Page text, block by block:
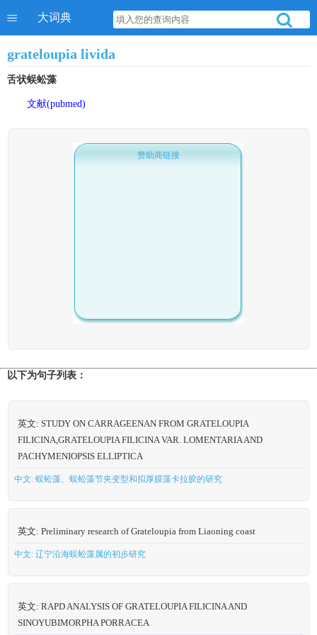
大词典
grateloupia livida
舌状蜈蚣藻
文献(pubmed)
赞助商链接
以下为句子列表：
英文: STUDY ON CARRAGEENAN FROM GRATELOUPIA
FILICINA,GRATELOUPIA FILICINA VAR. LOMENTARIA AND
PACHYMENIOPSIS ELLIPTICA
中文: 蜈蚣藻、蜈蚣藻节夹变型和拟厚膜藻卡拉胶的研究
英文: Preliminary research of Grateloupia from Liaoning coast
中文: 辽宁沿海蜈蚣藻属的初步研究
英文: RAPD ANALYSIS OF GRATELOUPIA FILICINA AND
SINOYUBIMORPHA PORRACEA